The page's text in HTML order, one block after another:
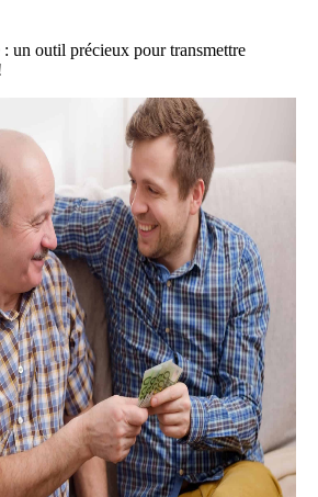
un outil précieux pour transmettre